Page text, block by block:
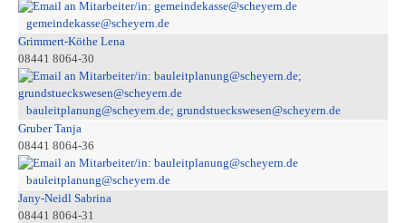
gemeindekasse@scheyern.de
Grimmert-Köthe Lena
08441 8064-30
bauleitplanung@scheyern.de; grundstueckswesen@scheyern.de
Gruber Tanja
08441 8064-36
bauleitplanung@scheyern.de
Jany-Neidl Sabrina
08441 8064-31